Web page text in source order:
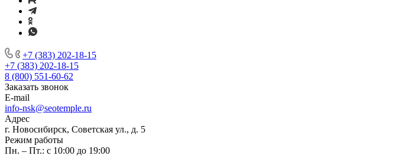
+7 (383) 202-18-15
+7 (383) 202-18-15
8 (800) 551-60-62
Заказать звонок
E-mail
info-nsk@seotemple.ru
Адрес
г. Новосибирск, Советская ул., д. 5
Режим работы
Пн. – Пт.: с 10:00 до 19:00